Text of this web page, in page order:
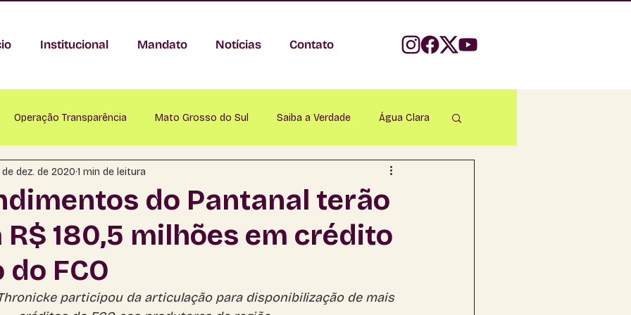
Institucional Mandato Notícias Contato
Operação Transparência Mato Grosso do Sul Saiba a Verdade Água Clara
Anaurilândia Aparecida do Taboado
Bataguassu Baytaporã Bela Vista Bodoquena Bonito
do Pantanal terão
R$ 180,5 milhões em crédito
FCO
dez. de 2020 1 min de leitura
participou da articulação para disponibilização de mais